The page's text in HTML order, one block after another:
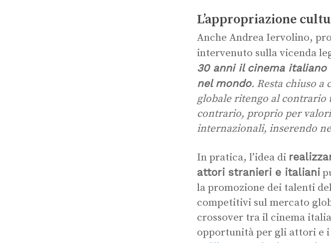
L’appropriazione
Anche Andrea Iervolino,
intervenuto sulla vicenda
30 anni il cinema
nel mondo. Resta chiuso
globale ritengo al
contrario, proprio per
internazionali, inserendo
In pratica, l’idea di
attori stranieri e italiani
la promozione dei talenti
competitivi sul mercato
crossover tra il cinema
opportunità per gli attori e